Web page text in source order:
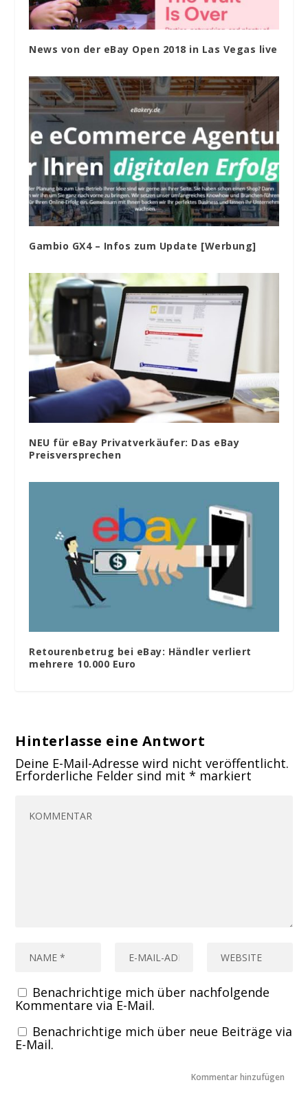
News von der eBay Open 2018 in Las Vegas live
Gambio GX4 – Infos zum Update [Werbung]
NEU für eBay Privatverkäufer: Das eBay
Preisversprechen
Retourenbetrug bei eBay: Händler verliert
mehrere 10.000 Euro
Hinterlasse eine Antwort
Deine E-Mail-Adresse wird nicht veröffentlicht.
Erforderliche Felder sind mit* markiert
Benachrichtige mich über nachfolgende
Kommentare via E-Mail.
Benachrichtige mich über neue Beiträge via
E-Mail.